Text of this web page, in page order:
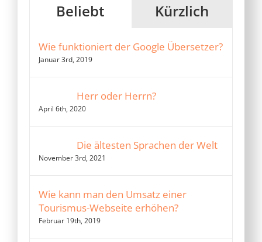
Beliebt Kürzlich
Wie funktioniert der Google Übersetzer?
Januar 3rd, 2019
Herr oder Herrn?
April 6th, 2020
Die ältesten Sprachen der Welt
November 3rd, 2021
Wie kann man den Umsatz einer
Tourismus-Webseite erhöhen?
Februar 19th, 2019